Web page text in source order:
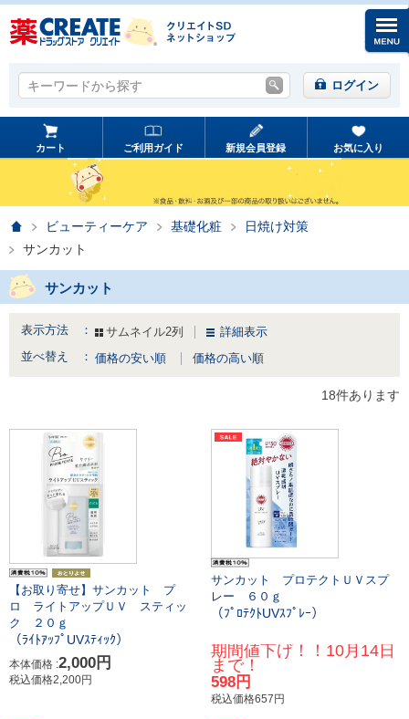
キーワードから探す
キーワードから探す ログイン
カート ご利用ガイド 新規会員登録 お気に入り
ホームビューティーケア 基礎化粧
日焼け対策
サンカット
サンカット
表示方法 ： サムネイル2列
詳細表示
並べ替え ： 価格の安い順 価格の高い順
18件あります
【お取り寄せ】サンカット プ
ロ ライトアップＵＶ スティッ
ク ２０ｇ
（ﾗｲﾄｱｯﾌﾟUVｽﾃｨｯｸ）
本体価格 :2,000円
税込価格2,200円
サンカット プロテクトＵＶスプ
レー ６０ｇ
（ﾌﾟﾛﾃｸﾄUVｽﾌﾟﾚｰ）
期間値下げ！！10月14日
まで！
598円
税込価格657円